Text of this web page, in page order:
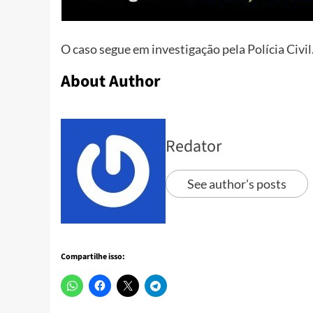
O caso segue em investigação pela Polícia
About Author
Redator
See author's posts
Compartilhe isso: